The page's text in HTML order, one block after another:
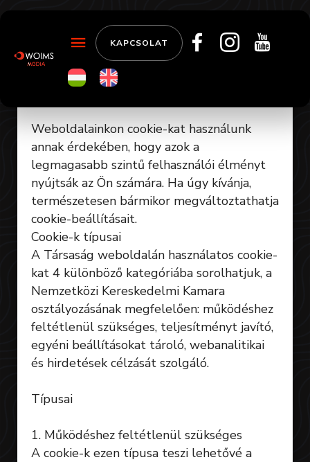
KAPCSOLAT
Hatályos 2018. május 26.
Weboldalainkon cookie-kat használunk
annak érdekében, hogy azok a
legmagasabb szintű felhasználói élményt
nyújtsák az Ön számára. Ha úgy kívánja,
természetesen bármikor megváltoztathatja
cookie-beállításait.
Cookie-k típusai
A Társaság weboldalán használatos cookie-
kat 4 különböző kategóriába sorolhatjuk, a
Nemzetközi Kereskedelmi Kamara
osztályozásának megfelelően: működéshez
feltétlenül szükséges, teljesítményt javító,
egyéni beállításokat tároló, webanalitikai
és hirdetések célzását szolgáló.
Típusai
1. Működéshez feltétlenül szükséges
A cookie-k ezen típusa teszi lehetővé a